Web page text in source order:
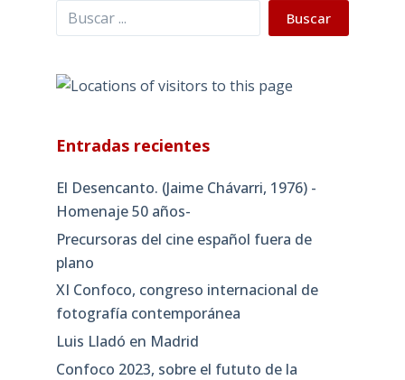
Buscar Buscar
Entradas recientes
El Desencanto. (Jaime Chávarri, 1976) -
Homenaje 50 años-
Precursoras del cine español fuera de
plano
XI Confoco, congreso internacional de
fotografía contemporánea
Luis Lladó en Madrid
Confoco 2023, sobre el fututo de la